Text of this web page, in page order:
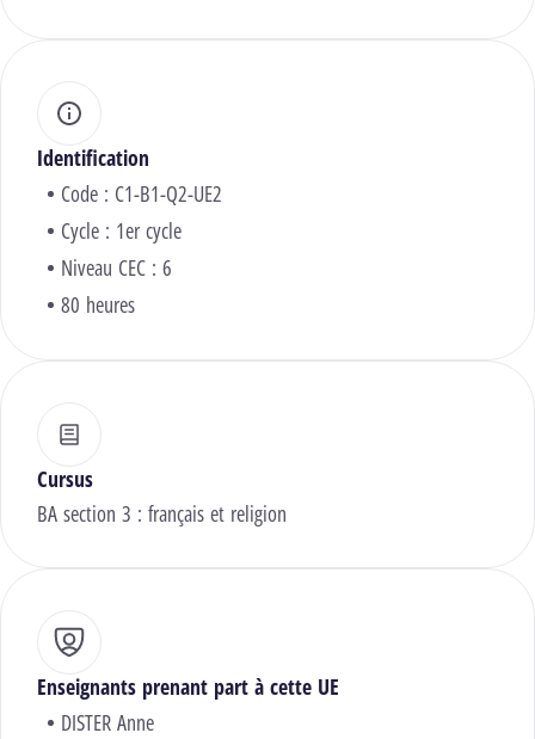
Identification
Code : C1-B1-Q2-UE2
Cycle : 1er cycle
Niveau CEC : 6
80 heures
Cursus
BA section 3 : français et religion
Enseignants prenant part à cette UE
DISTER Anne